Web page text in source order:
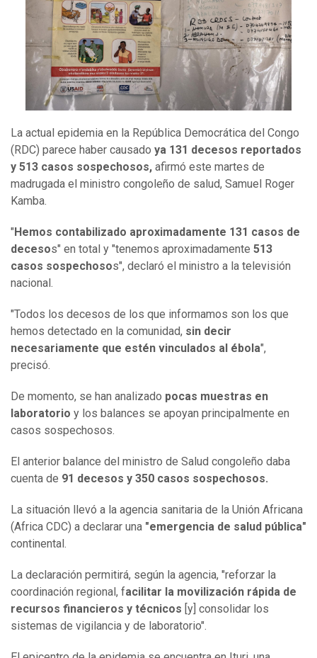
La actual epidemia en la República Democrática del Congo
(RDC) parece haber causado ya 131 decesos reportados
y 513 casos sospechosos, afirmó este martes de
madrugada el ministro congoleño de salud, Samuel Roger
Kamba.
" Hemos contabilizado aproximadamente 131 casos de
decesos" en total y "tenemos aproximadamente 513
casos sospechosos", declaró el ministro a la televisión
nacional.
"Todos los decesos de los que informamos son los que
hemos detectado en la comunidad, sin decir
necesariamente que estén vinculados al ébola",
precisó.
De momento, se han analizado pocas muestras en
laboratorio y los balances se apoyan principalmente en
casos sospechosos.
El anterior balance del ministro de Salud congoleño daba
cuenta de 91 decesos y 350 casos sospechosos.
La situación llevó a la agencia sanitaria de la Unión Africana
(Africa CDC) a declarar una "emergencia de salud pública"
continental.
La declaración permitirá, según la agencia, "reforzar la
coordinación regional, facilitar la movilización rápida de
recursos financieros y técnicos [y] consolidar los
sistemas de vigilancia y de laboratorio".